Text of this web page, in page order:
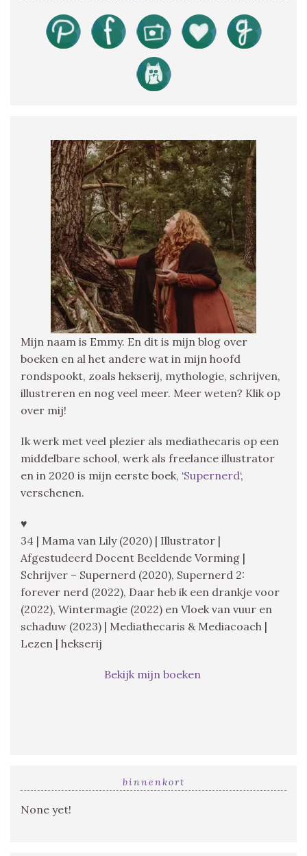
Mijn naam is Emmy. En dit is mijn blog over
boeken en al het andere wat in mijn hoofd
rondspookt, zoals hekserij, mythologie, schrijven,
illustreren en nog veel meer. Meer weten? Klik op
over mij!
Ik werk met veel plezier als mediathecaris op een
middelbare school, werk als freelance illustrator
en in 2020 is mijn eerste boek, ‘Supernerd‘,
verschenen.
♥
34 | Mama van Lily (2020) | Illustrator |
Afgestudeerd Docent Beeldende Vorming |
Schrijver – Supernerd (2020), Supernerd 2:
forever nerd (2022), Daar heb ik een drankje voor
(2022), Wintermagie (2022) en Vloek van vuur en
schaduw (2023) | Mediathecaris & Mediacoach |
Lezen | hekserij
Bekijk mijn boeken
binnenkort
None yet!